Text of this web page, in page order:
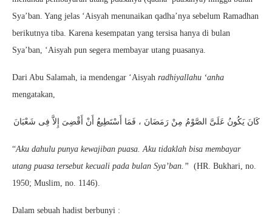
Sya’ban. Yang jelas ‘Aisyah menunaikan qadha’nya sebelum Ramadhan
berikutnya tiba. Karena kesempatan yang tersisa hanya di bulan
Sya’ban, ‘Aisyah pun segera membayar utang puasanya.
Dari Abu Salamah, ia mendengar ‘Aisyah radhiyallahu ‘anha
mengatakan,
كَانَ يَكُونُ عَلَىَّ الصَّوْمُ مِنْ رَمَضَانَ ، فَمَا أَسْتَطِيعُ أَنْ أَقْضِىَ إِلاَّ فِى شَعْبَانَ
“Aku dahulu punya kewajiban puasa. Aku tidaklah bisa membayar
utang puasa tersebut kecuali pada bulan Sya’ban.” (HR. Bukhari, no.
1950; Muslim, no. 1146).
Dalam sebuah hadist berbunyi :